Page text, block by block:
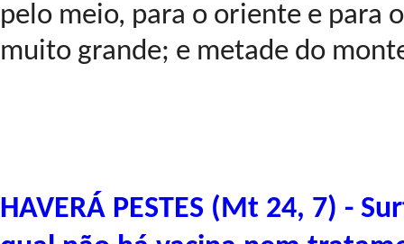
pelo meio, para o oriente e para
muito grande; e metade do
HAVERÁ PESTES (Mt 24, 7) -